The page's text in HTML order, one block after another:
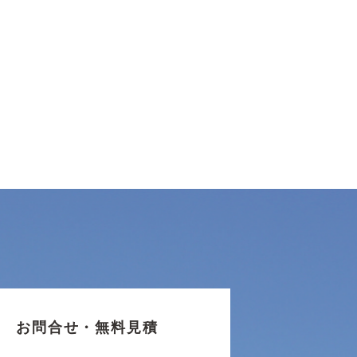
お問合せ・無料見積